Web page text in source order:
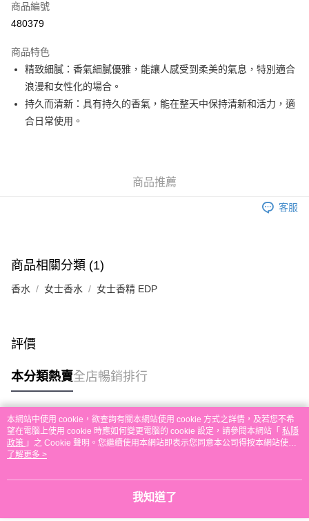
Apple Pay
AlipayHK
PayMe
WeChat Pay
銀行匯款 請將存款存到以下銀行帳戶，並於存款單據寫上訂單編號後電郵至
eshop@colourmix-cosmetics.com** **我們不會處理沒有提供存款單據的訂
單。 如果訂購後七個工作天內我們未能收到有關存款，有關訂單將被取消。
付款後順豐站及營業點取貨
門市自取
免運費
商品編號
480379
商品特色
精致細膩：香氣細膩優雅，能讓人感受到柔美的氣息，特別適合
浪漫和女性化的場合。
持久而清新：具有持久的香氣，能在整天中保持清新和活力，適
合日常使用。
商品推薦
客服
商品相關分類 (1)
香水 女士香水 女士香精 EDP
評價
本分類熱賣全店暢銷排行
熱門標籤
熱銷排行
本網站中使用 cookie，欲查詢有關本網站使用 cookie 方式之詳情，及若您不希
望在電腦上使用 cookie 時應如何變更電腦的 cookie 設定，請參閱本網站「 私隱
政策 」之 Cookie 聲明。您繼續使用本網站即表示您同意本公司得按本網站使用
條款之 Cookie 聲明使用 cookie。
了解更多 >
我知道了